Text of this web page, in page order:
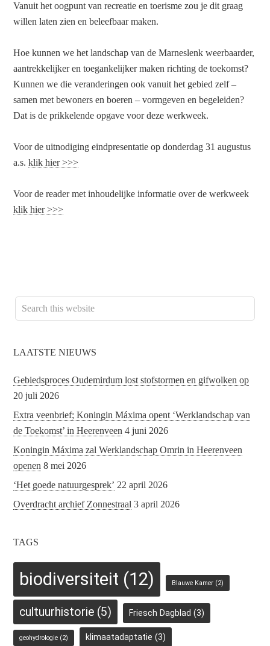
Vanuit het oogpunt van recreatie en toerisme zou je dit graag
willen laten zien en beleefbaar maken.
Hoe kunnen we het landschap van de Marneslenk weerbaarder,
aantrekkelijker en toegankelijker maken richting de toekomst?
Kunnen we die veranderingen ook vanuit het gebied zelf –
samen met bewoners en boeren – vormgeven en begeleiden?
Dat is de prikkelende opgave voor deze werkweek.
Voor de uitnodiging eindpresentatie op donderdag 31 augustus
a.s.klik hier >>>
Voor de reader met inhoudelijke informatie over de werkweek
klik hier >>>
LAATSTE NIEUWS
Gebiedsproces Oudemirdum lost stofstormen en gifwolken op
20 juli 2026
Extra veenbrief; Koningin Máxima opent ‘Werklandschap van
de Toekomst’ in Heerenveen 4 juni 2026
Koningin Máxima zal Werklandschap Omrin in Heerenveen
openen 8 mei 2026
‘Het goede natuurgesprek’ 22 april 2026
Overdracht archief Zonnestraal 3 april 2026
TAGS
biodiversiteit (12) Blauwe Kamer (2)
cultuurhistorie (5) Friesch Dagblad (3)
geohydrologie (2) klimaatadaptatie (3)